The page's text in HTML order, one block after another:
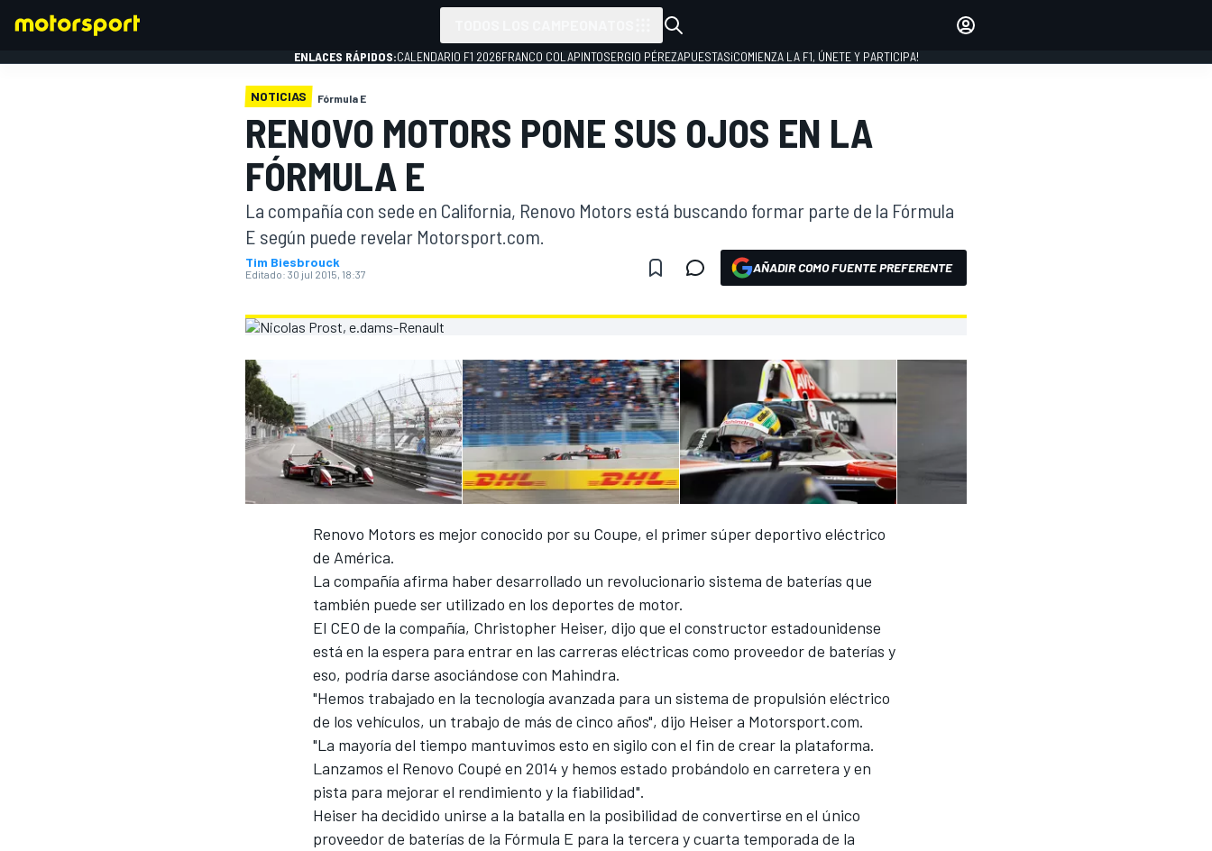
INICIAR SESIÓN
ENLACES RÁPIDOS:CALENDARIO F1 2026FRANCO COLAPINTOSERGIO PÉREZAPUESTAS¡COMIENZA LA F1, ÚNETE Y PARTICIPA!
NOTICIAS Fórmula E
RENOVO MOTORS PONE SUS OJOS EN LA
FÓRMULA E
La compañía con sede en California, Renovo Motors está buscando formar parte de la Fórmula
E según puede revelar Motorsport.com.
Tim Biesbrouck
Editado: 30 jul 2015, 18:37 AÑADIR COMO FUENTE PREFERENTE
Renovo Motors es mejor conocido por su Coupe, el primer súper deportivo eléctrico
de América.
La compañía afirma haber desarrollado un revolucionario sistema de baterías que
también puede ser utilizado en los deportes de motor.
El CEO de la compañía, Christopher Heiser, dijo que el constructor estadounidense
está en la espera para entrar en las carreras eléctricas como proveedor de baterías y
eso, podría darse asociándose con Mahindra.
"Hemos trabajado en la tecnología avanzada para un sistema de propulsión eléctrico
de los vehículos, un trabajo de más de cinco años", dijo Heiser a Motorsport.com.
"La mayoría del tiempo mantuvimos esto en sigilo con el fin de crear la plataforma.
Lanzamos el Renovo Coupé en 2014 y hemos estado probándolo en carretera y en
pista para mejorar el rendimiento y la fiabilidad".
Heiser ha decidido unirse a la batalla en la posibilidad de convertirse en el único
proveedor de baterías de la Fórmula E para la tercera y cuarta temporada de la